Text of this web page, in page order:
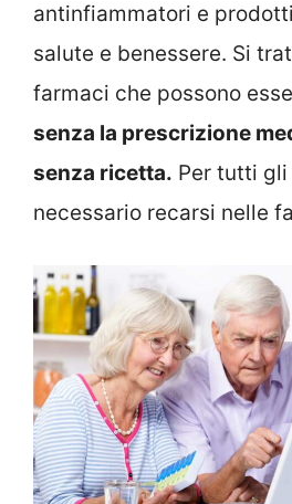
antinfiammatori e
salute e benessere. Si
farmaci che possono
senza la prescrizione
senza ricetta. Per tutti
necessario recarsi nelle